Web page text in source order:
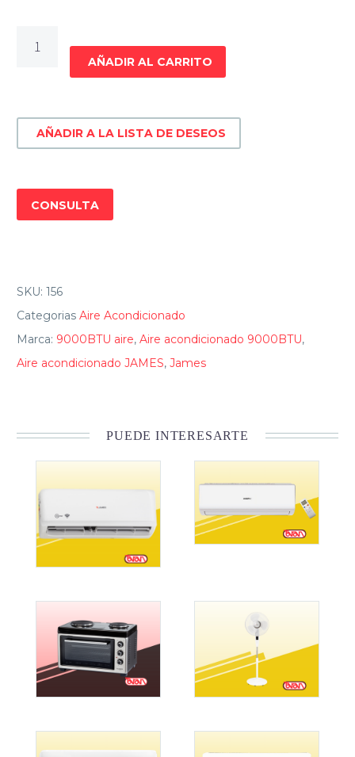
ACONDICIONADO
FC
9.000
BTU
AÑADIR AL CARRITO
AÑADIR A LA LISTA DE DESEOS
CONSULTA
SKU: 156
Categorias Aire Acondicionado
Marca: 9000BTU aire, Aire acondicionado 9000BTU,
Aire acondicionado JAMES, James
PUEDE INTERESARTE